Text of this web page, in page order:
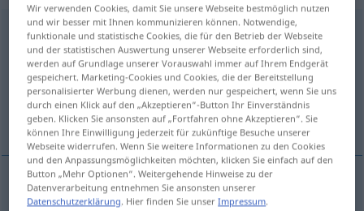
Wachstumn <Wachstums>
Übersicht aller Übersetzungen
(Für mehr Details die Übersetzung anklicken/antippen)
croissance, expansion
croissancef Wachstum BIOL WIRTSCH a. FIG
Wir verwenden Cookies, damit Sie unsere Webseite bestmöglich nutzen
und wir besser mit Ihnen kommunizieren können. Notwendige,
funktionale und statistische Cookies, die für den Betrieb der Webseite
und der statistischen Auswertung unserer Webseite erforderlich sind,
werden auf Grundlage unserer Vorauswahl immer auf Ihrem Endgerät
gespeichert. Marketing-Cookies und Cookies, die der Bereitstellung
personalisierter Werbung dienen, werden nur gespeichert, wenn Sie uns
durch einen Klick auf den „Akzeptieren“-Button Ihr Einverständnis
geben. Klicken Sie ansonsten auf „Fortfahren ohne Akzeptieren“. Sie
können Ihre Einwilligung jederzeit für zukünftige Besuche unserer
Webseite widerrufen. Wenn Sie weitere Informationen zu den Cookies
und den Anpassungsmöglichkeiten möchten, klicken Sie einfach auf den
Button „Mehr Optionen“. Weitergehende Hinweise zu der
Datenverarbeitung entnehmen Sie ansonsten unserer
Datenschutzerklärung. Hier finden Sie unserImpressum.